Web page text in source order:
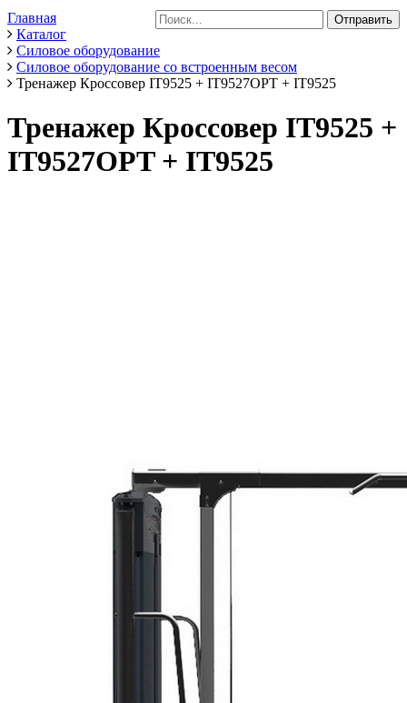
Главная
Каталог
Силовое оборудование
Силовое оборудование со встроенным весом
Тренажер Кроссовер IT9525 + IT9527OPT + IT9525
Тренажер Кроссовер IT9525 +
IT9527OPT + IT9525